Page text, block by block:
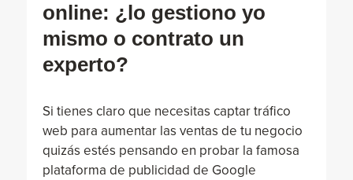
online: ¿lo gestiono yo
mismo o contrato un
experto?
Si tienes claro que necesitas captar tráfico
web para aumentar las ventas de tu negocio
quizás estés pensando en probar la famosa
plataforma de publicidad de Google